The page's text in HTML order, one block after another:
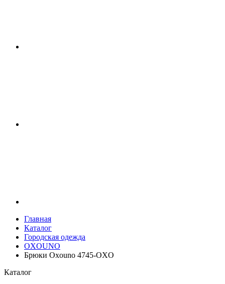
Главная
Каталог
Городская одежда
OXOUNO
Брюки Oxouno 4745-OXO
Каталог